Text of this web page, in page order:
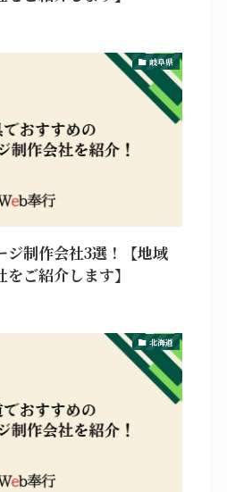
岐阜県
ジ制作会社3選！【地域
ご紹介します】
北海道